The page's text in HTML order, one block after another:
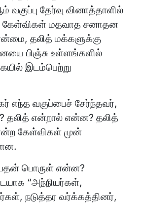
வகுப்பு தேர்வு வினாத்தாளில்
கேள்விகள் மதவாத சனாதன
தலித் மக்களுக்கு
பிஞ்சு உள்ளங்களில்
இடம்பெற்று
எந்த வகுப்பைச் சேர்ந்தவர்,
தலித் என்றால் என்ன? தலித்
கேள்விகள் முன்
பொருள் என்ன?
“அந்நியர்கள்,
நடுத்தர வர்க்கத்தினர்,